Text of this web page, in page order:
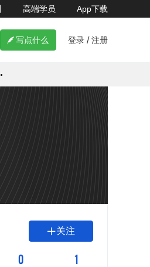
高端学员 App下载
 写点什么 登录 / 注册
关注
0 1